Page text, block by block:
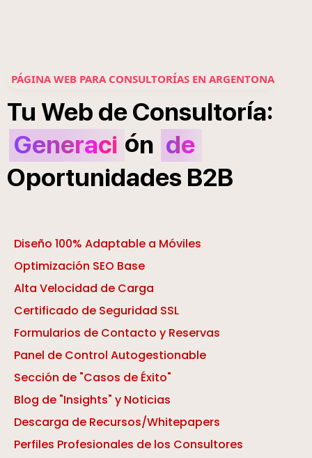
PÁGINA WEB PARA CONSULTORÍAS EN ARGENTONA
Tu Web deConsultoría:
Generaci ón de
Oportunidades B2B
Diseño 100% Adaptable a Móviles
Optimización SEO Base
Alta Velocidad de Carga
Certificado de Seguridad SSL
Formularios de Contacto y Reservas
Panel de Control Autogestionable
Sección de "Casos de Éxito"
Blog de "Insights" y Noticias
Descarga de Recursos/Whitepapers
Perfiles Profesionales de los Consultores